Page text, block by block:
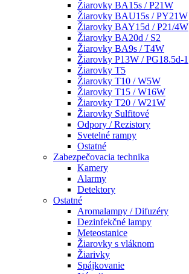
Žiarovky BA15s / P21W
Žiarovky BAU15s / PY21W
Žiarovky BAY15d / P21/4W
Žiarovky BA20d / S2
Žiarovky BA9s / T4W
Žiarovky P13W / PG18.5d-1
Žiarovky T5
Žiarovky T10 / W5W
Žiarovky T15 / W16W
Žiarovky T20 / W21W
Žiarovky Sulfitové
Odpory / Rezistory
Svetelné rampy
Ostatné
Zabezpečovacia technika
Kamery
Alarmy
Detektory
Ostatné
Aromalampy / Difuzéry
Dezinfekčné lampy
Meteostanice
Žiarovky s vláknom
Žiarivky
Spájkovanie